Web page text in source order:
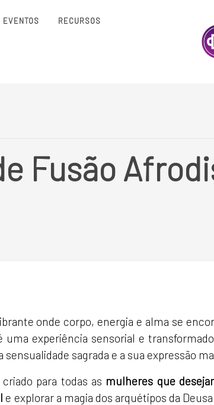
EVENTOS RECURSOS
Fusão
onde corpo, energia e alma se
uma experiência sensorial e
sensualidade sagrada e a sua expressão
para todas as mulheres que
e explorar a magia dos arquétipos da